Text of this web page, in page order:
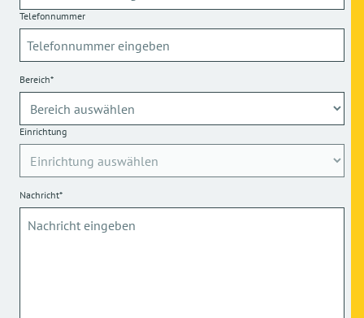
Telefonnummer
Bereich*
Einrichtung
Nachricht*